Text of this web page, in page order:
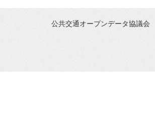
公共交通オープンデータ協議会